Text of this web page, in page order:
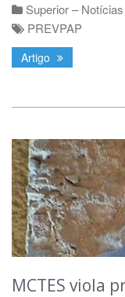
Superior – Notícias
PREVPAP
Artigo
MCTES viola